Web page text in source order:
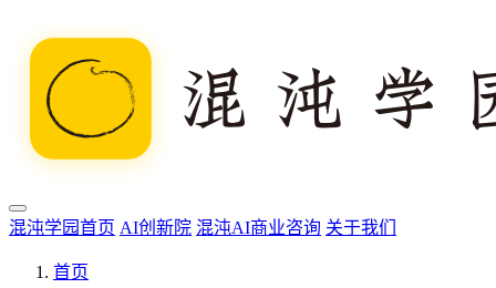
混沌学园首页 AI创新院 混沌AI商业咨询 关于我们
首页